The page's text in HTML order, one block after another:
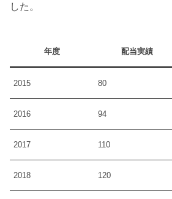
した。
年度 配当実績
2015 80
2016 94
2017 110
2018 120